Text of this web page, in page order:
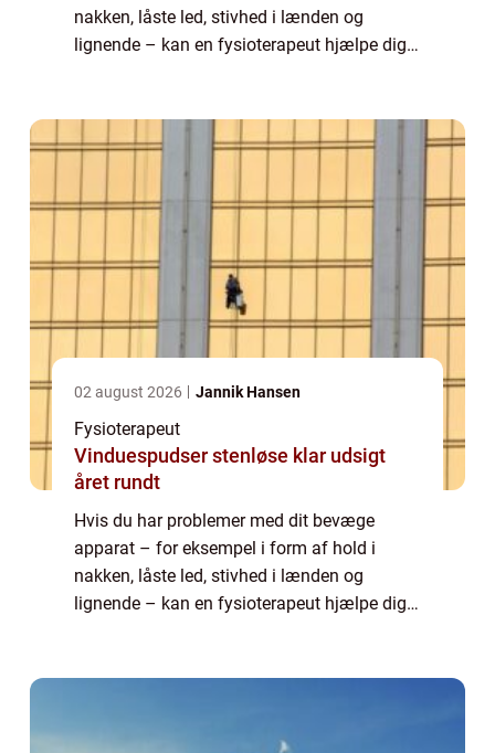
nakken, låste led, stivhed i lænden og
lignende – kan en fysioterapeut hjælpe dig
02 august 2026 Jannik Hansen
Fysioterapeut
Vinduespudser stenløse klar udsigt
året rundt
Hvis du har problemer med dit bevæge
apparat – for eksempel i form af hold i
nakken, låste led, stivhed i lænden og
lignende – kan en fysioterapeut hjælpe dig